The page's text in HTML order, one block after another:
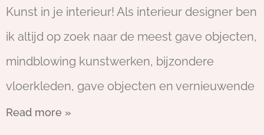
Kunst in je interieur! Als interieur designer ben
ik altijd op zoek naar de meest gave objecten,
mindblowing kunstwerken, bijzondere
vloerkleden, gave objecten en vernieuwende
Read more »